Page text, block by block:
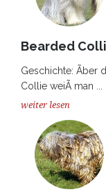
Bearded
Geschichte: Ãber
Collie weiÃ man ...
weiter lesen